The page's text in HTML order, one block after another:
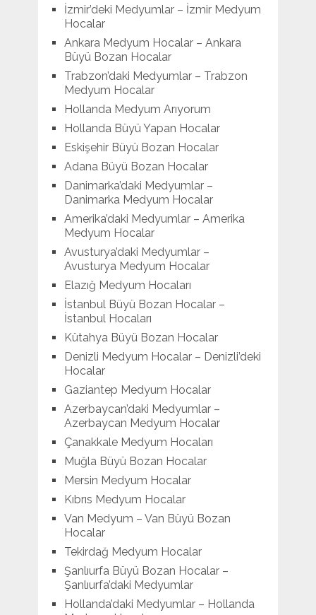
İzmir’deki Medyumlar – İzmir Medyum
Hocalar
Ankara Medyum Hocalar – Ankara
Büyü Bozan Hocalar
Trabzon’daki Medyumlar – Trabzon
Medyum Hocalar
Hollanda Medyum Arıyorum
Hollanda Büyü Yapan Hocalar
Eskişehir Büyü Bozan Hocalar
Adana Büyü Bozan Hocalar
Danimarka’daki Medyumlar –
Danimarka Medyum Hocalar
Amerika’daki Medyumlar – Amerika
Medyum Hocalar
Avusturya’daki Medyumlar –
Avusturya Medyum Hocalar
Elazığ Medyum Hocaları
İstanbul Büyü Bozan Hocalar –
İstanbul Hocaları
Kütahya Büyü Bozan Hocalar
Denizli Medyum Hocalar – Denizli’deki
Hocalar
Gaziantep Medyum Hocalar
Azerbaycan’daki Medyumlar –
Azerbaycan Medyum Hocalar
Çanakkale Medyum Hocaları
Muğla Büyü Bozan Hocalar
Mersin Medyum Hocalar
Kıbrıs Medyum Hocalar
Van Medyum – Van Büyü Bozan
Hocalar
Tekirdağ Medyum Hocalar
Şanlıurfa Büyü Bozan Hocalar –
Şanlıurfa’daki Medyumlar
Hollanda’daki Medyumlar – Hollanda